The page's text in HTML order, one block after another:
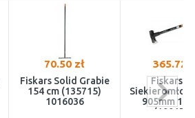
70.50 zł
Fiskars Solid Grabie
154 cm (135715)
1016036
365.72
Fiskars
Siekieromłot
905mm